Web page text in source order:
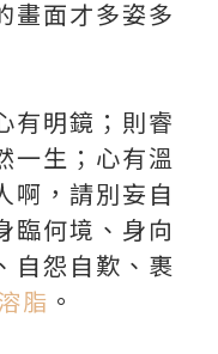
畫面才多姿多
有明鏡；則睿
一生；心有溫
啊，請別妄自
臨何境、身向
自怨自歎、裹
脂 。